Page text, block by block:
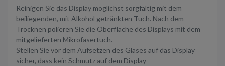
Reinigen Sie das Display möglichst sorgfältig mit dem
beiliegenden, mit Alkohol getränkten Tuch. Nach dem
Trocknen polieren Sie die Oberfläche des Displays mit dem
mitgelieferten Mikrofasertuch.
Stellen Sie vor dem Aufsetzen des Glases auf das Display
sicher, dass kein Schmutz auf dem Display